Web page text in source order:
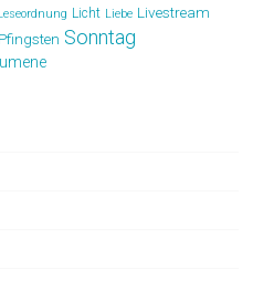
Licht Liebe Livestream
Pfingsten Sonntag